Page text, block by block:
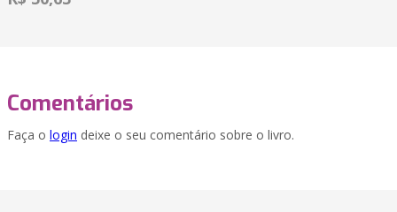
Comentários
Faça o login deixe o seu comentário sobre o livro.